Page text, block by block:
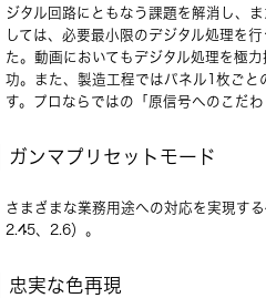
ジタル回路にともなう課題を解消し、
しては、必要最小限のデジタル処理を
た。動画においてもデジタル処理を極
功。また、製造工程ではパネル1枚ごと
す。プロならではの「原信号へのこだわ
ガンマプリセットモード
さまざまな業務用途への対応を実現す
2.45、2.6）。
忠実な色再現